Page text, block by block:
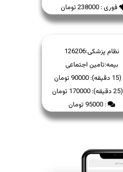
فوری : 238000 تومان
نظام پزشکی:126206
بیمه:تامین اجتماعی
(15 دقیقه): 90000 تومان
(25 دقیقه): 170000 تومان
: 95000 تومان